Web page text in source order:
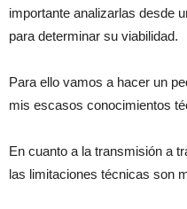
importante analizarlas desde
para determinar su viabilidad.
Para ello vamos a hacer un
mis escasos conocimientos
En cuanto a la transmisión a
las limitaciones técnicas son